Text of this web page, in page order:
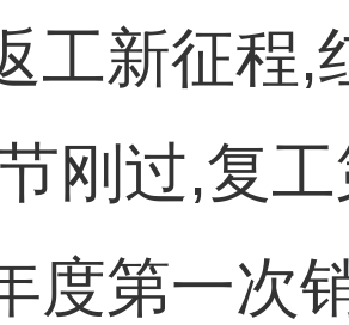
新征程,
刚过,复
度第一次